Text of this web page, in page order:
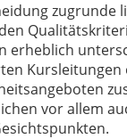
zugrunde
erheblich
vor allem